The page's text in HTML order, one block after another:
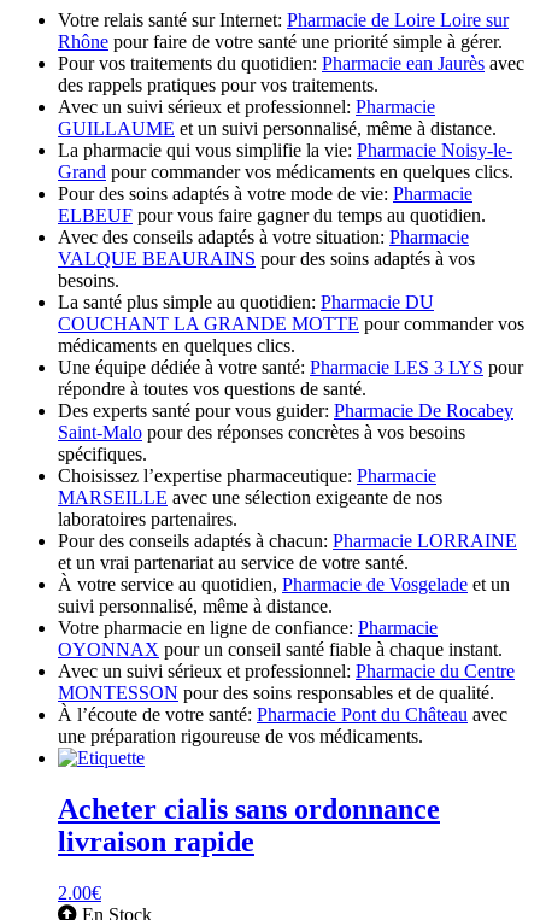
Votre relais santé sur Internet: Pharmacie de Loire Loire sur
Rhône pour faire de votre santé une priorité simple à gérer.
Pour vos traitements du quotidien: Pharmacie ean Jaurès avec
des rappels pratiques pour vos traitements.
Avec un suivi sérieux et professionnel: Pharmacie
GUILLAUME et un suivi personnalisé, même à distance.
La pharmacie qui vous simplifie la vie: Pharmacie Noisy-le-
Grand pour commander vos médicaments en quelques clics.
Pour des soins adaptés à votre mode de vie: Pharmacie
ELBEUF pour vous faire gagner du temps au quotidien.
Avec des conseils adaptés à votre situation: Pharmacie
VALQUE BEAURAINS pour des soins adaptés à vos
besoins.
La santé plus simple au quotidien: Pharmacie DU
COUCHANT LA GRANDE MOTTE pour commander vos
médicaments en quelques clics.
Une équipe dédiée à votre santé: Pharmacie LES 3 LYS pour
répondre à toutes vos questions de santé.
Des experts santé pour vous guider: Pharmacie De Rocabey
Saint-Malo pour des réponses concrètes à vos besoins
spécifiques.
Choisissez l’expertise pharmaceutique: Pharmacie
MARSEILLE avec une sélection exigeante de nos
laboratoires partenaires.
Pour des conseils adaptés à chacun: Pharmacie LORRAINE
et un vrai partenariat au service de votre santé.
À votre service au quotidien, Pharmacie de Vosgelade et un
suivi personnalisé, même à distance.
Votre pharmacie en ligne de confiance: Pharmacie
OYONNAX pour un conseil santé fiable à chaque instant.
Avec un suivi sérieux et professionnel: Pharmacie du Centre
MONTESSON pour des soins responsables et de qualité.
À l’écoute de votre santé: Pharmacie Pont du Château avec
une préparation rigoureuse de vos médicaments.
Acheter cialis sans ordonnance
livraison rapide
2.00€
En Stock